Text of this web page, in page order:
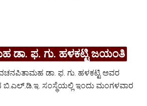
ಡಾ. ಫ. ಗು. ಹಳಕಟ್ಟಿ ಜಯಂತಿ
ಡಾ. ಫ. ಗು. ಹಳಕಟ್ಟಿ ಅವರ
ಸಂಸ್ಥೆಯಲ್ಲಿ ಇಂದು ಮಂಗಳವಾರ